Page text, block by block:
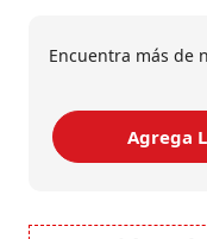
Encuentra más de
Agrega